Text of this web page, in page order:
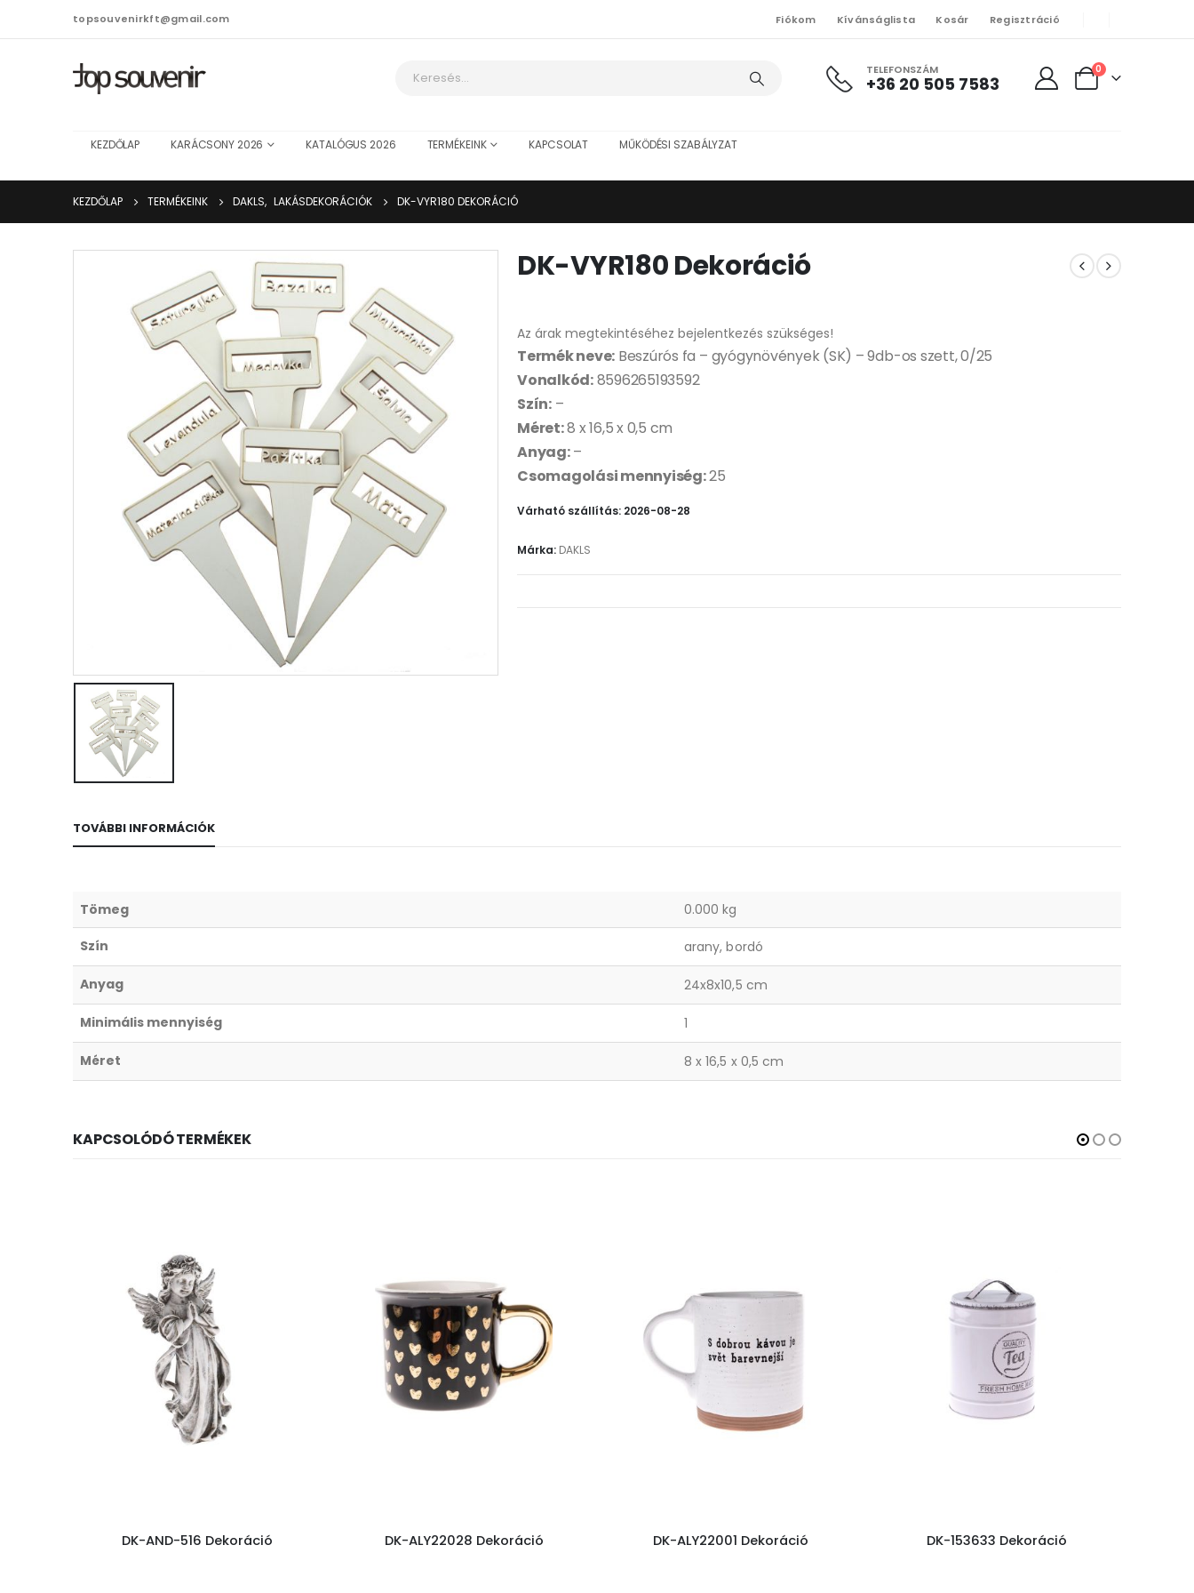
topsouvenirkft@gmail.com Fiókom Kívánságlista Kosár Regisztráció
TELEFONSZÁM
+36 20 505 7583
0
KEZDŐLAP KARÁCSONY 2026 KATALÓGUS 2026 TERMÉKEINK KAPCSOLAT MŰKÖDÉSI SZABÁLYZAT
KEZDŐLAP TERMÉKEINK DAKLS, LAKÁSDEKORÁCIÓK DK-VYR180 DEKORÁCIÓ
DK-VYR180 Dekoráció
Az árak megtekintéséhez bejelentkezés szükséges!
Termék neve: Beszúrós fa – gyógynövények (SK) – 9db-os szett, 0/25
Vonalkód:8596265193592
Szín:–
Méret:8 x 16,5 x 0,5 cm
Anyag:–
Csomagolási mennyiség:25
Várható szállítás: 2026-08-28
Márka: DAKLS
TOVÁBBI INFORMÁCIÓK
Tömeg 0.000 kg
Szín arany, bordó
Anyag 24x8x10,5 cm
Minimális mennyiség 1
Méret 8 x 16,5 x 0,5 cm
KAPCSOLÓDÓ TERMÉKEK
DK-AND-516 Dekoráció DK-ALY22028 Dekoráció DK-ALY22001 Dekoráció DK-153633 Dekoráció